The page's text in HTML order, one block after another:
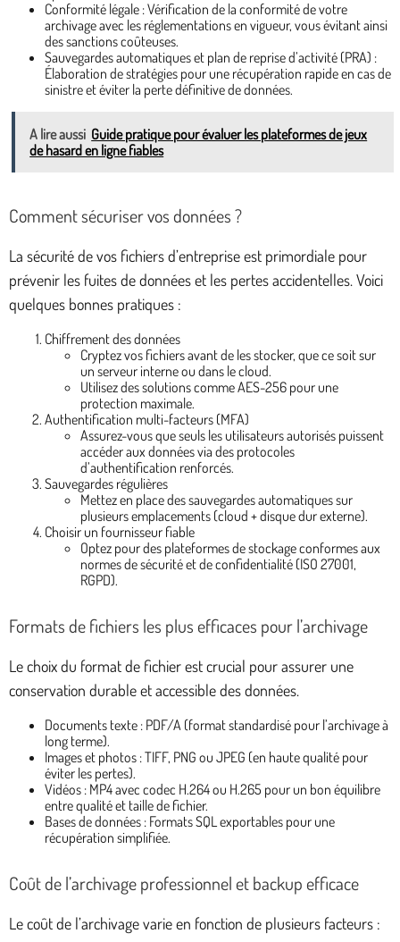
Conformité légale : Vérification de la conformité de votre
archivage avec les réglementations en vigueur, vous évitant ainsi
des sanctions coûteuses.
Sauvegardes automatiques et plan de reprise d’activité (PRA) :
Élaboration de stratégies pour une récupération rapide en cas de
sinistre et éviter la perte définitive de données.
A lire aussi Guide pratique pour évaluer les plateformes de jeux
de hasard en ligne fiables
Comment sécuriser vos données ?
La sécurité de vos fichiers d’entreprise est primordiale pour
prévenir les fuites de données et les pertes accidentelles. Voici
quelques bonnes pratiques :
Chiffrement des données
Cryptez vos fichiers avant de les stocker, que ce soit sur
un serveur interne ou dans le cloud.
Utilisez des solutions comme AES-256 pour une
protection maximale.
Authentification multi-facteurs (MFA)
Assurez-vous que seuls les utilisateurs autorisés puissent
accéder aux données via des protocoles
d’authentification renforcés.
Sauvegardes régulières
Mettez en place des sauvegardes automatiques sur
plusieurs emplacements (cloud + disque dur externe).
Choisir un fournisseur fiable
Optez pour des plateformes de stockage conformes aux
normes de sécurité et de confidentialité (ISO 27001,
RGPD).
Formats de fichiers les plus efficaces pour l’archivage
Le choix du format de fichier est crucial pour assurer une
conservation durable et accessible des données.
Documents texte : PDF/A (format standardisé pour l’archivage à
long terme).
Images et photos : TIFF, PNG ou JPEG (en haute qualité pour
éviter les pertes).
Vidéos : MP4 avec codec H.264 ou H.265 pour un bon équilibre
entre qualité et taille de fichier.
Bases de données : Formats SQL exportables pour une
récupération simplifiée.
Coût de l’archivage professionnel et backup efficace
Le coût de l’archivage varie en fonction de plusieurs facteurs :